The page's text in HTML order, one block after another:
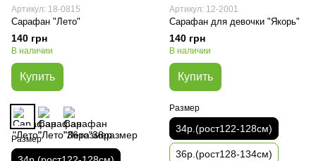
Артикул: 18-0815
Сарафан "Лето"
140 грн
В наличии
Купить
Размер
Артикул: 12-2001
Сарафан для девочки "Якорь"
140 грн
В наличии
Купить
Размер
34р.(рост122-128см)
36р.(рост128-134см)